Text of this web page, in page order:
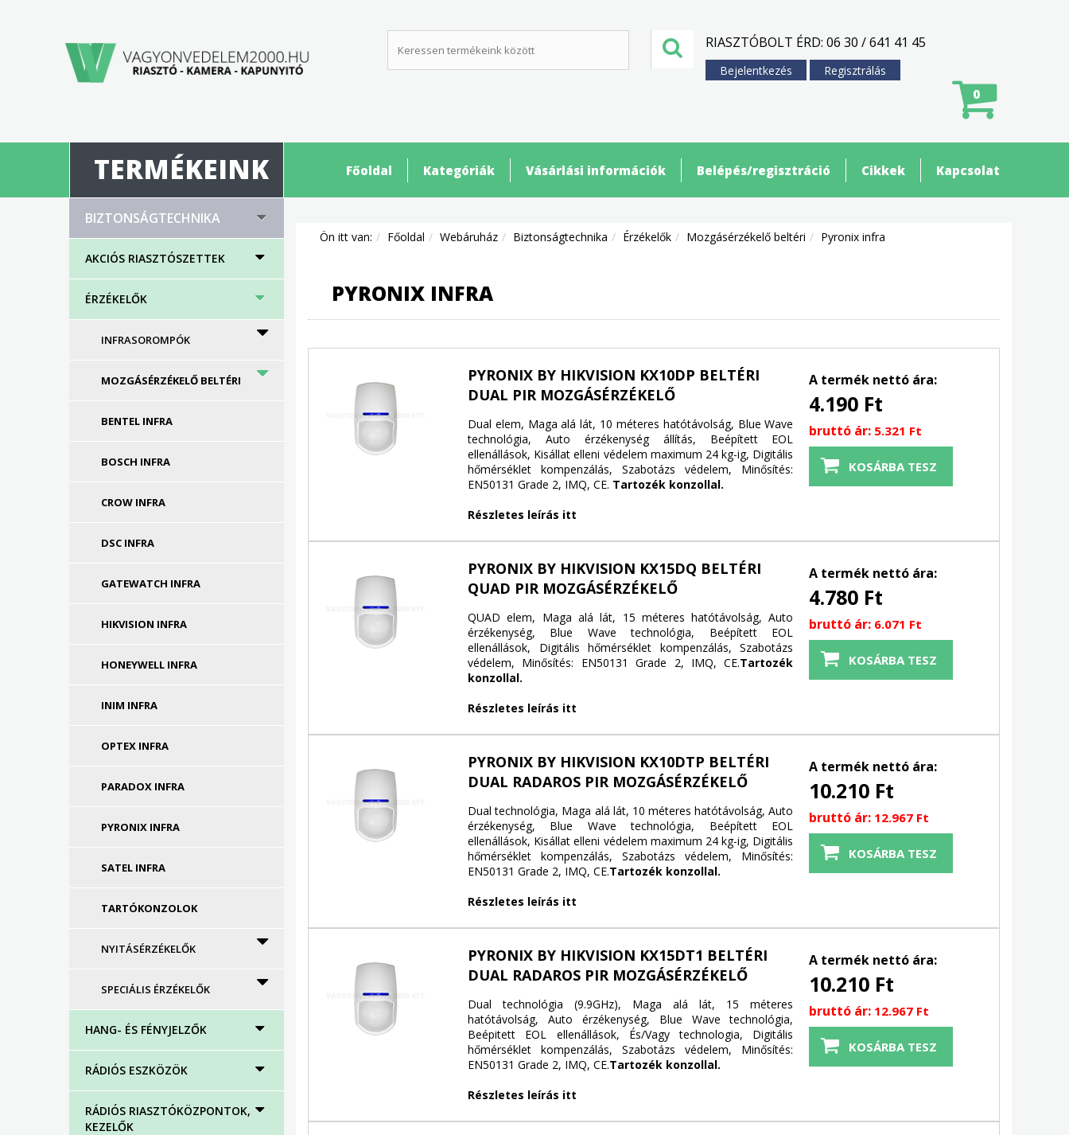
RIASZTÓBOLT ÉRD: 06 30 / 641 41 45
Bejelentkezés Regisztrálás
0
Főoldal Kategóriák Vásárlási információk Belépés/regisztráció Cikkek Kapcsolat
TERMÉKEINK
BIZTONSÁGTECHNIKA
AKCIÓS RIASZTÓSZETTEK
ÉRZÉKELŐK
INFRASOROMPÓK
MOZGÁSÉRZÉKELŐ BELTÉRI
BENTEL INFRA
BOSCH INFRA
CROW INFRA
DSC INFRA
GATEWATCH INFRA
HIKVISION INFRA
HONEYWELL INFRA
INIM INFRA
OPTEX INFRA
PARADOX INFRA
PYRONIX INFRA
SATEL INFRA
TARTÓKONZOLOK
NYITÁSÉRZÉKELŐK
SPECIÁLIS ÉRZÉKELŐK
HANG- ÉS FÉNYJELZŐK
RÁDIÓS ESZKÖZÖK
RÁDIÓS RIASZTÓKÖZPONTOK,
KEZELŐK
Ön itt van: Főoldal Webáruház Biztonságtechnika Érzékelők Mozgásérzékelő beltéri Pyronix infra
PYRONIX INFRA
PYRONIX BY HIKVISION KX10DP BELTÉRI
DUAL PIR MOZGÁSÉRZÉKELŐ
Dual elem, Maga alá lát, 10 méteres hatótávolság, Blue Wave
technológia, Auto érzékenység állítás, Beépített EOL
ellenállások, Kisállat elleni védelem maximum 24 kg-ig, Digitális
hőmérséklet kompenzálás, Szabotázs védelem, Minősítés:
EN50131 Grade 2, IMQ, CE. Tartozék konzollal.
Részletes leírás itt
A termék nettó ára:
4.190 Ft
bruttó ár: 5.321 Ft
PYRONIX BY HIKVISION KX15DQ BELTÉRI
QUAD PIR MOZGÁSÉRZÉKELŐ
QUAD elem, Maga alá lát, 15 méteres hatótávolság, Auto
érzékenység, Blue Wave technológia, Beépített EOL
ellenállások, Digitális hőmérséklet kompenzálás, Szabotázs
védelem, Minősítés: EN50131 Grade 2, IMQ, CE.Tartozék
konzollal.
Részletes leírás itt
A termék nettó ára:
4.780 Ft
bruttó ár: 6.071 Ft
PYRONIX BY HIKVISION KX10DTP BELTÉRI
DUAL RADAROS PIR MOZGÁSÉRZÉKELŐ
Dual technológia, Maga alá lát, 10 méteres hatótávolság, Auto
érzékenység, Blue Wave technológia, Beépített EOL
ellenállások, Kisállat elleni védelem maximum 24 kg-ig, Digitális
hőmérséklet kompenzálás, Szabotázs védelem, Minősítés:
EN50131 Grade 2, IMQ, CE.Tartozék konzollal.
Részletes leírás itt
A termék nettó ára:
10.210 Ft
bruttó ár: 12.967 Ft
PYRONIX BY HIKVISION KX15DT1 BELTÉRI
DUAL RADAROS PIR MOZGÁSÉRZÉKELŐ
Dual technológia (9.9GHz), Maga alá lát, 15 méteres
hatótávolság, Auto érzékenység, Blue Wave technológia,
Beépitett EOL ellenállások, És/Vagy technologia, Digitális
hőmérséklet kompenzálás, Szabotázs védelem, Minősítés:
EN50131 Grade 2, IMQ, CE.Tartozék konzollal.
Részletes leírás itt
A termék nettó ára:
10.210 Ft
bruttó ár: 12.967 Ft